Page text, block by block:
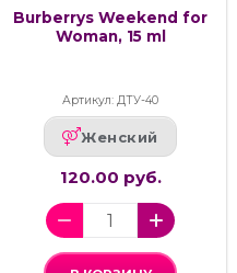
Burberrys Weekend for
Woman, 15 ml
Артикул: ДТУ-40
Женский
120.00 руб.